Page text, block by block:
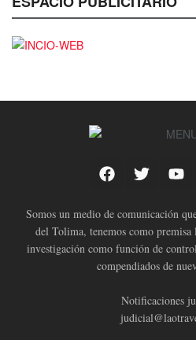
Somos un medio de comunicación
del Tolima, tenemos como
investigación como función de
compendiados de
Notificaciones